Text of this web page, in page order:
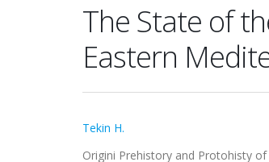
The State of
Eastern
Tekin H.
Origini Prehistory and Protohisty of